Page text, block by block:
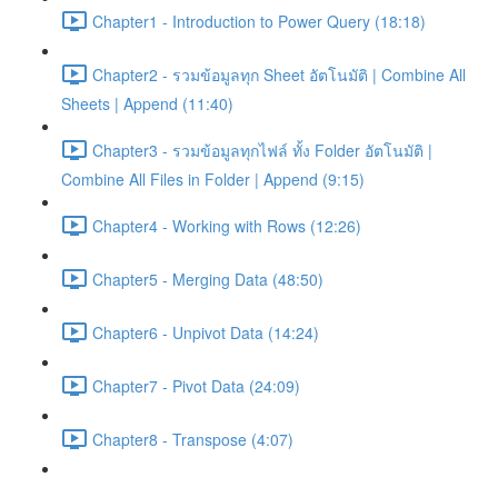
Chapter1 - Introduction to Power Query (18:18)
Chapter2 - รวมข้อมูลทุก Sheet อัตโนมัติ | Combine All
Sheets | Append (11:40)
Chapter3 - รวมข้อมูลทุกไฟล์ ทั้ง Folder อัตโนมัติ |
Combine All Files in Folder | Append (9:15)
Chapter4 - Working with Rows (12:26)
Chapter5 - Merging Data (48:50)
Chapter6 - Unpivot Data (14:24)
Chapter7 - Pivot Data (24:09)
Chapter8 - Transpose (4:07)